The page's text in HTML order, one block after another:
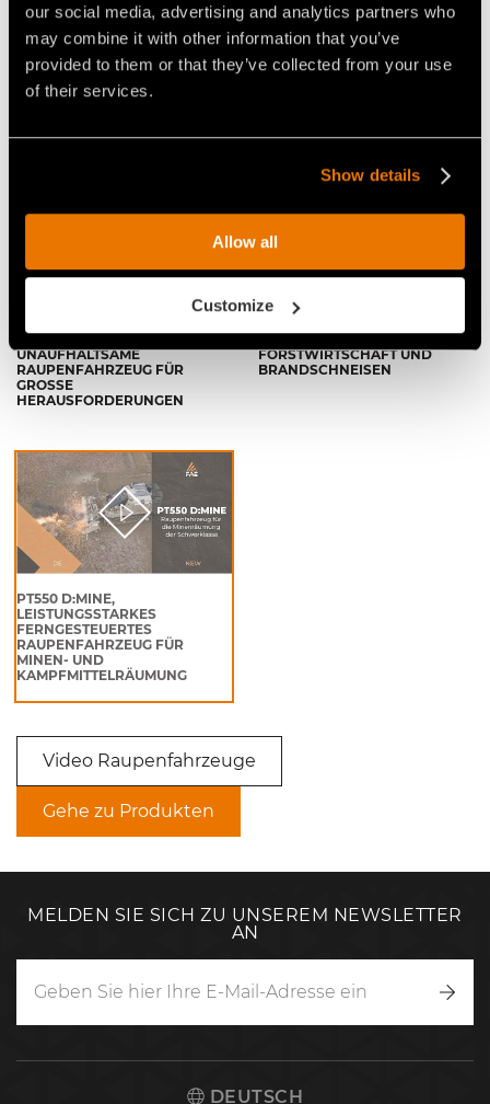
our social media, advertising and analytics partners who
may combine it with other information that you’ve
provided to them or that they’ve collected from your use
of their services.
Show details
Allow all
Customize
LEISTUNGSSTARKE UND
UNAUFHALTSAME
RAUPENFAHRZEUG FÜR
GROSSE H
ERAUSFORDERUNGEN
IDEALE PARTNER FÜR
FORSTWIRTSCHAFT UND
BRANDSCHNEISEN
PT550 D:MINE,
LEISTUNGSSTARKES
FERNGESTEUERTES
RAUPENFAHRZEUG FÜR
MINEN- UND
KAMPFMITTELRÄUMUNG
Video Raupenfahrzeuge
Gehe zu Produkten
MELDEN SIE SICH ZU UNSEREM NEWSLETTER
AN
DEUTSCH